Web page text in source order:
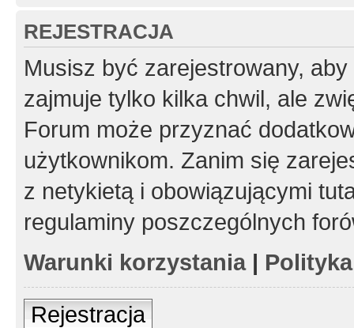
REJESTRACJA
Musisz być zarejestrowany,
zajmuje tylko kilka chwil, ale
Forum może przyznać
użytkownikom. Zanim się
z netykietą i obowiązującymi
regulaminy poszczególnych
Warunki korzystania|
Rejestracja